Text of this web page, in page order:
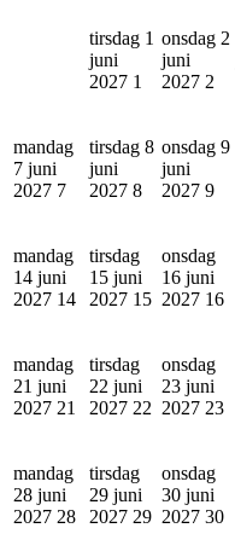
tirsdag 1
juni
2027 1
onsdag 2
juni
2027 2
mandag
7 juni
2027 7
tirsdag 8
juni
2027 8
onsdag 9
juni
2027 9
mandag
14 juni
2027 14
tirsdag
15 juni
2027 15
onsdag
16 juni
2027 16
mandag
21 juni
2027 21
tirsdag
22 juni
2027 22
onsdag
23 juni
2027 23
mandag
28 juni
2027 28
tirsdag
29 juni
2027 29
onsdag
30 juni
2027 30